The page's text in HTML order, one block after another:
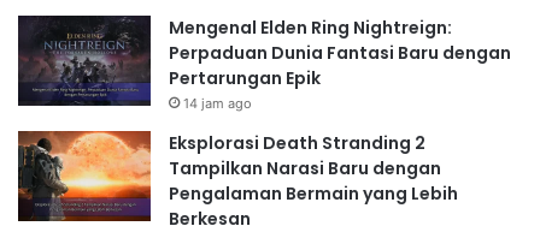
Mengenal Elden Ring Nightreign:
Perpaduan Dunia Fantasi Baru dengan
Pertarungan Epik
14 jam ago
Eksplorasi Death Stranding 2
Tampilkan Narasi Baru dengan
Pengalaman Bermain yang Lebih
Berkesan